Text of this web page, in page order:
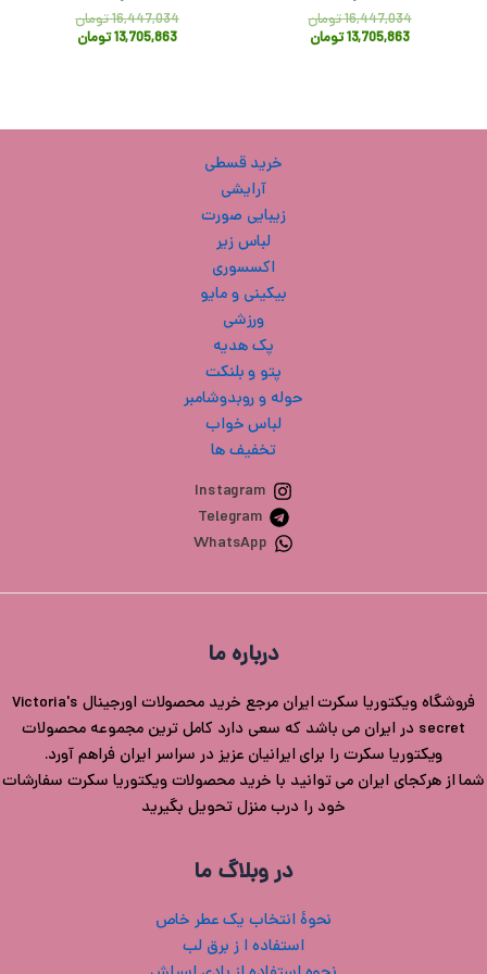
16,447,034تومان
13,705,863تومان
16,447,034تومان
13,705,863تومان
خرید قسطی
آرایشی
زیبایی صورت
لباس زیر
اکسسوری
بیکینی و مایو
ورزشی
پک هدیه
پتو و بلنکت
حوله و روبدوشامبر
لباس خواب
تخفیف ها
Instagram
Telegram
WhatsApp
درباره ما
فروشگاه ویکتوریا سکرت ایران مرجع خرید محصولات اورجینال Victoria's
secret در ایران می باشد که سعی دارد کامل ترین مجموعه محصولات
ویکتوریا سکرت را برای ایرانیان عزیز در سراسر ایران فراهم آورد.
شما از هرکجای ایران می توانید با خرید محصولات ویکتوریا سکرت سفارشات
خود را درب منزل تحویل بگیرید
در وبلاگ ما
نحوۀ انتخاب یک عطر خاص
استفاده ا ز برق لب